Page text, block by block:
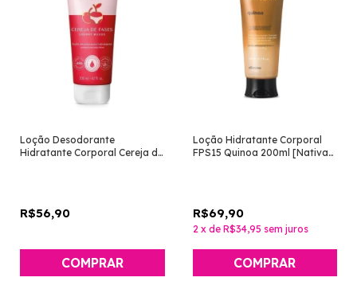
Loção Desodorante
Hidratante Corporal Cereja de
R$56,90
Loção Hidratante Corporal
FPS15 Quinoa 200ml [Nativa
R$69,90
2 x de R$34,95 sem juros